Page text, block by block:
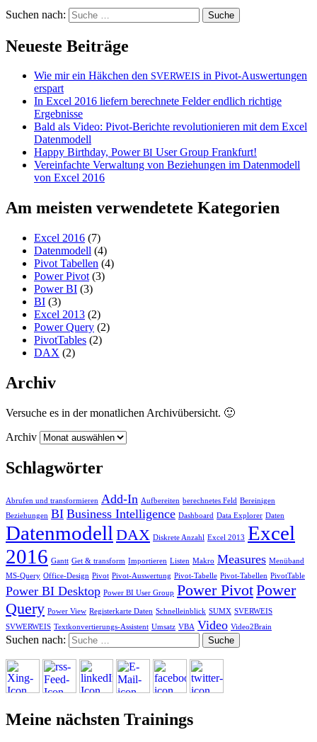
Suchen nach:
Neueste Beiträge
Wie mir ein Häkchen den SVERWEIS in Pivot-Auswertungen
erspart
In Excel 2016 liefern berechnete Felder endlich richtige
Ergebnisse
Bald als Video: Pivot-Berichte revolutionieren mit dem Excel
Datenmodell
Happy Birthday, PowerBI User Group Frankfurt!
Vereinfachte Verwaltung von Beziehungen im Datenmodell
von Excel 2016
Am meisten verwendetete Kategorien
Excel 2016 (7)
Datenmodell (4)
Pivot Tabellen (4)
Power Pivot (3)
Power BI (3)
BI (3)
Excel 2013 (2)
Power Query (2)
PivotTables (2)
DAX (2)
Archiv
Versuche es in der monatlichen Archivübersicht. 🙂
Archiv
Schlagwörter
Abrufen und transformieren Add-In Aufbereiten berechnetes Feld Bereinigen
Beziehungen BI Business Intelligence Dashboard Data Explorer Daten
Datenmodell DAX Diskrete Anzahl Excel 2013 Excel
2016 Gantt Get & transform Importieren Listen Makro Measures Menüband
MS-Query Office-Design Pivot Pivot-Auswertung Pivot-Tabelle Pivot-Tabellen PivotTable
Power BI Desktop Power BI User Group Power PivotPower
Query Power View Registerkarte Daten Schnelleinblick SUMX SVERWEIS
SVWERWEIS Textkonvertierungs-Assistent Umsatz VBA Video Video2Brain
Suchen nach:
Meine nächsten Trainings